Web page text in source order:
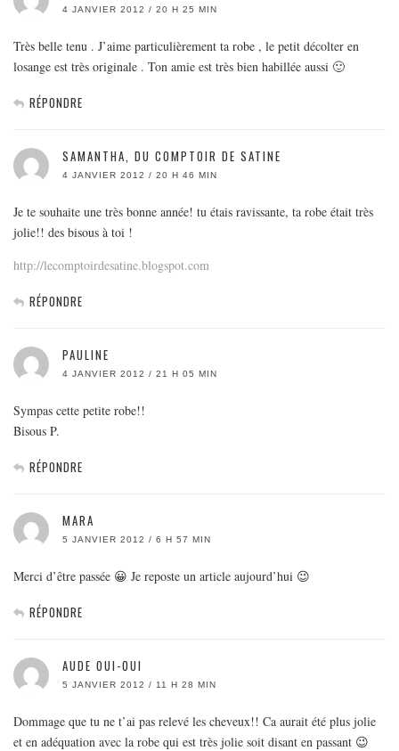
4 JANVIER 2012 / 20 H 25 MIN
Très belle tenu . J’aime particulièrement ta robe , le petit décolter en
losange est très originale . Ton amie est très bien habillée aussi 🙂
RÉPONDRE
SAMANTHA, DU COMPTOIR DE SATINE
4 JANVIER 2012 / 20 H 46 MIN
Je te souhaite une très bonne année! tu étais ravissante, ta robe était très
jolie!! des bisous à toi !
http://lecomptoirdesatine.blogspot.com
RÉPONDRE
PAULINE
4 JANVIER 2012 / 21 H 05 MIN
Sympas cette petite robe!!
Bisous P.
RÉPONDRE
MARA
5 JANVIER 2012 / 6 H 57 MIN
Merci d’être passée 😀 Je reposte un article aujourd’hui 😉
RÉPONDRE
AUDE OUI-OUI
5 JANVIER 2012 / 11 H 28 MIN
Dommage que tu ne t’ai pas relevé les cheveux!! Ca aurait été plus jolie
et en adéquation avec la robe qui est très jolie soit disant en passant 😉